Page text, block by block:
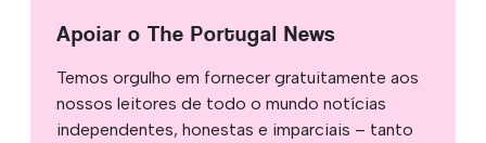
Apoiar o The Portugal News
Temos orgulho em fornecer gratuitamente aos
nossos leitores de todo o mundo notícias
independentes, honestas e imparciais – tanto